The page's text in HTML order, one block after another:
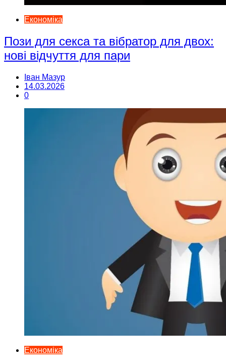
Економіка
Пози для секса та вібратор для двох:
нові відчуття для пари
Іван Мазур
14.03.2026
0
Економіка